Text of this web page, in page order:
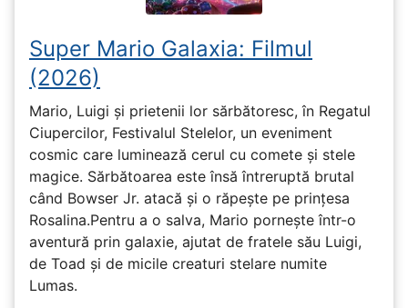
Super Mario Galaxia: Filmul
(2026)
Mario, Luigi și prietenii lor sărbătoresc, în Regatul
Ciupercilor, Festivalul Stelelor, un eveniment
cosmic care luminează cerul cu comete și stele
magice. Sărbătoarea este însă întreruptă brutal
când Bowser Jr. atacă și o răpește pe prinţesa
Rosalina.Pentru a o salva, Mario pornește într-o
aventură prin galaxie, ajutat de fratele său Luigi,
de Toad și de micile creaturi stelare numite
Lumas.